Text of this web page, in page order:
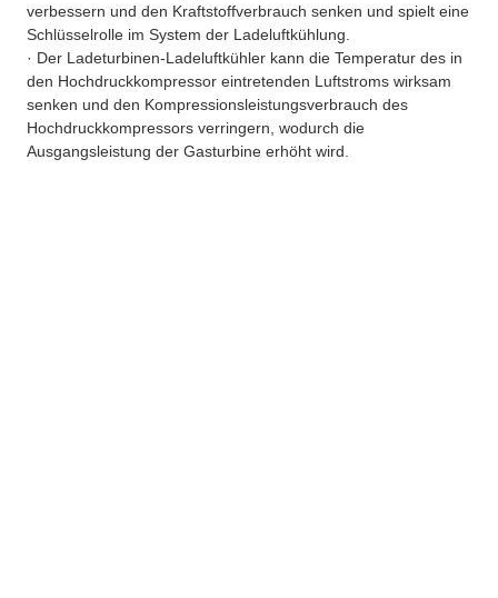
verbessern und den Kraftstoffverbrauch senken und spielt eine
Schlüsselrolle im System der Ladeluftkühlung.
· Der Ladeturbinen-Ladeluftkühler kann die Temperatur des in
den Hochdruckkompressor eintretenden Luftstroms wirksam
senken und den Kompressionsleistungsverbrauch des
Hochdruckkompressors verringern, wodurch die
Ausgangsleistung der Gasturbine erhöht wird.